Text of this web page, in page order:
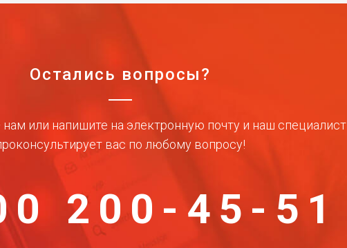
Остались вопросы?
или напишите на электронную почту и наш специалист
вас по любому вопросу!
200-45-51